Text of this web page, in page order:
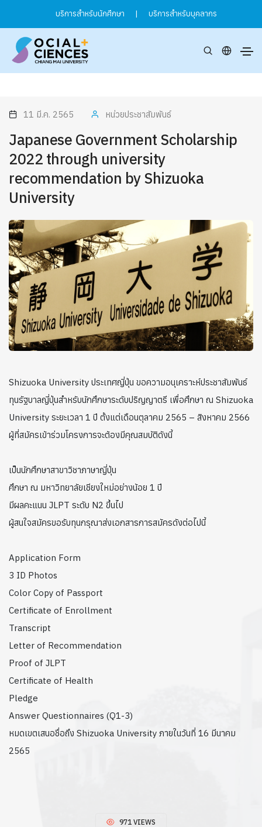
บริการสำหรับนักศึกษา | บริการสำหรับบุคลากร
11 มี.ค. 2565 หน่วยประชาสัมพันธ์
Japanese Government Scholarship
2022 through university
recommendation by Shizuoka
University
Shizuoka University ประเทศญี่ปุ่น ขอความอนุเคราะห์ประชาสัมพันธ์
ทุนรัฐบาลญี่ปุ่นสำหรับนักศึกษาระดับปริญญาตรี เพื่อศึกษา ณ Shizuoka
University ระยะเวลา 1 ปี ตั้งแต่เดือนตุลาคม 2565 – สิงหาคม 2566
ผู้ที่สมัครเข้าร่วมโครงการจะต้องมีคุณสมบัติดังนี้
เป็นนักศึกษาสาขาวิชาภาษาญี่ปุ่น
ศึกษา ณ มหาวิทยาลัยเชียงใหม่อย่างน้อย 1 ปี
มีผลคะแนน JLPT ระดับ N2 ขึ้นไป
ผู้สนใจสมัครขอรับทุนกรุณาส่งเอกสารการสมัครดังต่อไปนี้
Application Form
3 ID Photos
Color Copy of Passport
Certificate of Enrollment
Transcript
Letter of Recommendation
Proof of JLPT
Certificate of Health
Pledge
Answer Questionnaires (Q1-3)
หมดเขตเสนอชื่อถึง Shizuoka University ภายในวันที่ 16 มีนาคม
2565
971 VIEWS